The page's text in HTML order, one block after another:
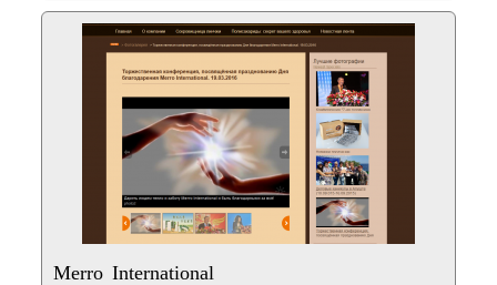
Merro International